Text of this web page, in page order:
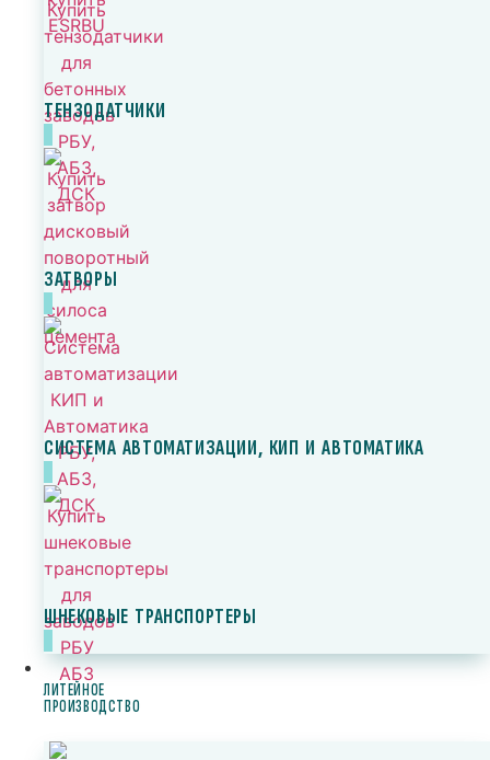
ТЕНЗОДАТЧИКИ
ЗАТВОРЫ
СИСТЕМА АВТОМАТИЗАЦИИ, КИП И АВТОМАТИКА
ШНЕКОВЫЕ ТРАНСПОРТЕРЫ
ЛИТЕЙНОЕ
ПРОИЗВОДСТВО